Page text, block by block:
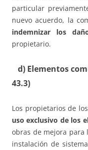
particular
nuevo acuerdo, la
indemnizar los
propietario.
d) Elementos
43.3)
Los propietarios de los
uso exclusivo de los
obras de mejora para
instalación de